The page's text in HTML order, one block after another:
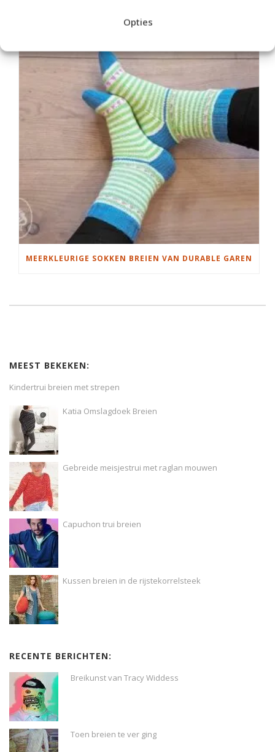
Opties
MEERKLEURIGE SOKKEN BREIEN VAN DURABLE GAREN
MEEST BEKEKEN:
Kindertrui breien met strepen
Katia Omslagdoek Breien
Gebreide meisjestrui met raglan mouwen
Capuchon trui breien
Kussen breien in de rijstekorrelsteek
RECENTE BERICHTEN:
Breikunst van Tracy Widdess
Toen breien te ver ging